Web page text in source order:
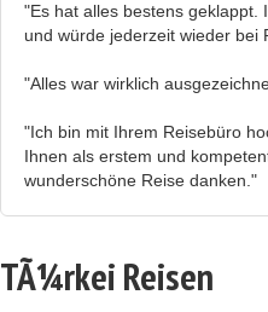
"Es hat alles bestens geklappt.
und würde jederzeit wieder bei
"Alles war wirklich
"Ich bin mit Ihrem Reisebüro
Ihnen als erstem und
wunderschöne Reise danken."
TÃ¼rkei Reisen